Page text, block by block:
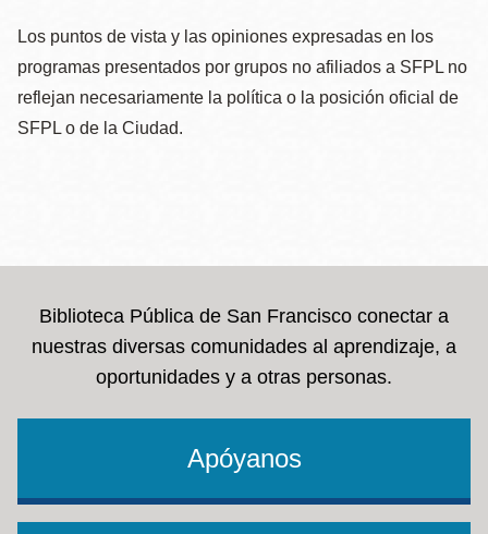
Los puntos de vista y las opiniones expresadas en los
programas presentados por grupos no afiliados a SFPL no
reflejan necesariamente la política o la posición oficial de
SFPL o de la Ciudad.
Biblioteca Pública de San Francisco conectar a
nuestras diversas comunidades al aprendizaje, a
oportunidades y a otras personas.
Apóyanos